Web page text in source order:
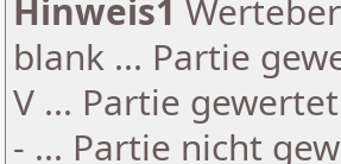
Hinweis1
blank ... Partie
V ... Partie
- ... Partie nicht